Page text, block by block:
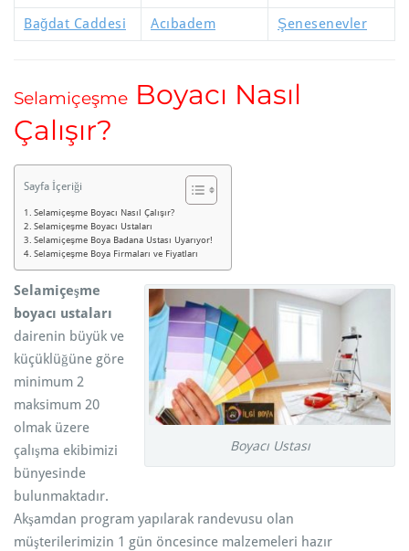
Bağdat Caddesi
Acıbadem Şenesenevler
Selamiçeşme Boyacı Nasıl
Çalışır?
Sayfa İçeriği
Selamiçeşme Boyacı Nasıl Çalışır?
Selamiçeşme Boyacı Ustaları
Selamiçeşme Boya Badana Ustası Uyarıyor!
Selamiçeşme Boya Firmaları ve Fiyatları
Boyacı Ustası
Selamiçeşme
boyacı ustaları
dairenin büyük ve
küçüklüğüne göre
minimum 2
maksimum 20
olmak üzere
çalışma ekibimizi
bünyesinde
bulunmaktadır.
Akşamdan program yapılarak randevusu olan
müşterilerimizin 1 gün öncesince malzemeleri hazır